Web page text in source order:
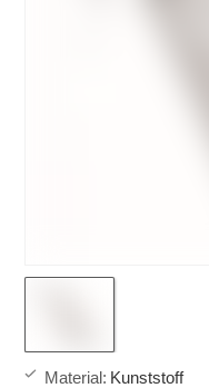
Material: Kunststoff